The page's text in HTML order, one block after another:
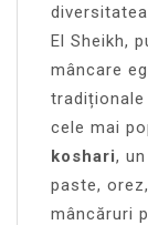
El Sheikh,
mâncare
tradiționale
cele mai
koshari,
paste,
mâncăruri